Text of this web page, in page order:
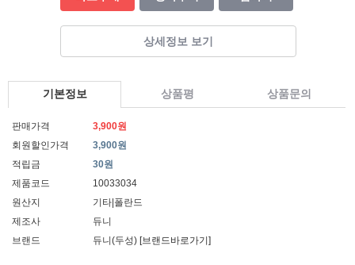
상세정보 보기
기본정보 상품평 상품문의
판매가격
3,900원
회원할인가격
3,900원
적립금
30원
제품코드
10033034
원산지
기타|폴란드
제조사
듀니
브랜드
듀니(두성) [브랜드바로가기]